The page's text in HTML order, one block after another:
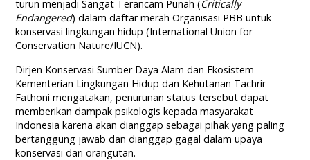
turun menjadi Sangat Terancam Punah (Critically
Endangered) dalam daftar merah Organisasi PBB untuk
konservasi lingkungan hidup (International Union for
Conservation Nature/IUCN).
Dirjen Konservasi Sumber Daya Alam dan Ekosistem
Kementerian Lingkungan Hidup dan Kehutanan Tachrir
Fathoni mengatakan, penurunan status tersebut dapat
memberikan dampak psikologis kepada masyarakat
Indonesia karena akan dianggap sebagai pihak yang paling
bertanggung jawab dan dianggap gagal dalam upaya
konservasi dari orangutan.